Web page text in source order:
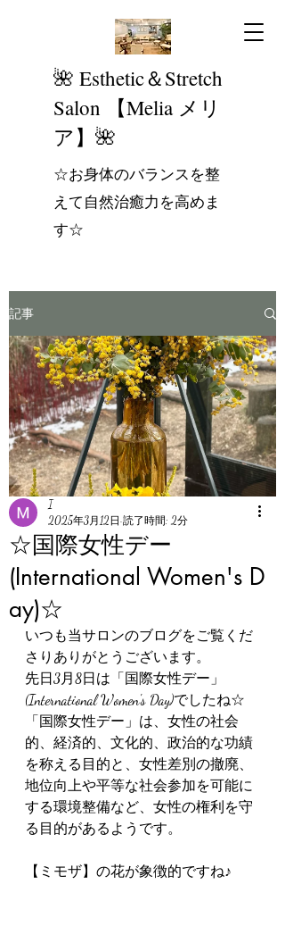
​🌺 Esthetic＆Stretch
Salon 【Melia メリ
ア】🌺
☆お身体のバランスを整
えて自然治癒力を高めま
す☆
記事
☆国際女性デー
(International Women's D
ay)☆
I
2025年3月12日 読了時間: 2分
いつも当サロンのブログをご覧くだ
さりありがとうございます。
先日3月8日は「国際女性デー」
(International Women's Day)でしたね☆
「国際女性デー」は、女性の社会
的、経済的、文化的、政治的な功績
を称える目的と、女性差別の撤廃、
地位向上や平等な社会参加を可能に
する環境整備など、女性の権利を守
る目的があるようです。
【ミモザ】の花が象徴的ですね♪